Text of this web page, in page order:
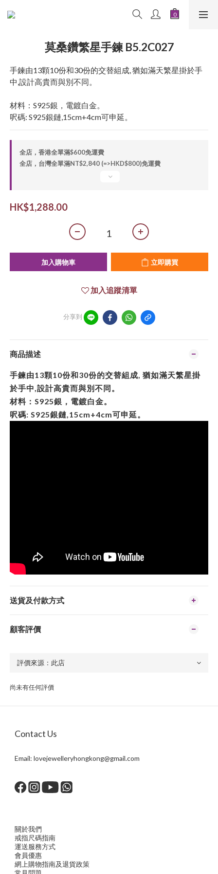
莫桑鑽繁星手鍊 B5.2C027
手鍊由13顆10份和30份的交替組成, 猶如滿天繁星掛於手
中,設計高貴而與別不同。
材料：S925銀，電鍍白金。
呎碼: S925銀鏈,15cm+4cm可申延。
全店，香港全單滿$600免運費
全店，台灣全單滿NT$2,840 (=>HKD$800)免運費
HK$1,288.00
加入購物車 立即購買
加入追蹤清單
分享到
商品描述
手鍊由13顆10份和30份的交替組成, 猶如滿天繁星掛
於手中,設計高貴而與別不同。
材料：S925銀，電鍍白金。
呎碼: S925銀鏈,15cm+4cm可申延。
送貨及付款方式
顧客評價
尚未有任何評價
Contact Us
Email: lovejewelleryhongkong@gmail.com
關於我們
戒指尺碼指南
運送服務方式
會員優惠
網上購物指南及退貨政策